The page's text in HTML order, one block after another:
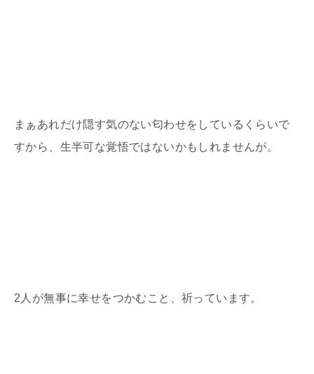
まぁあれだけ隠す気のない匂わせをしているくらいで
すから、生半可な覚悟ではないかもしれませんが。
2 人が無事に幸せをつかむこと、祈っています。